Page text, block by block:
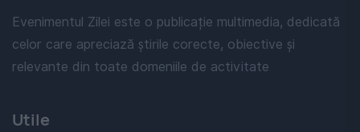
Evenimentul Zilei este o publicație multimedia, dedicată
celor care apreciază știrile corecte, obiective și
relevante din toate domeniile de activitate
Utile